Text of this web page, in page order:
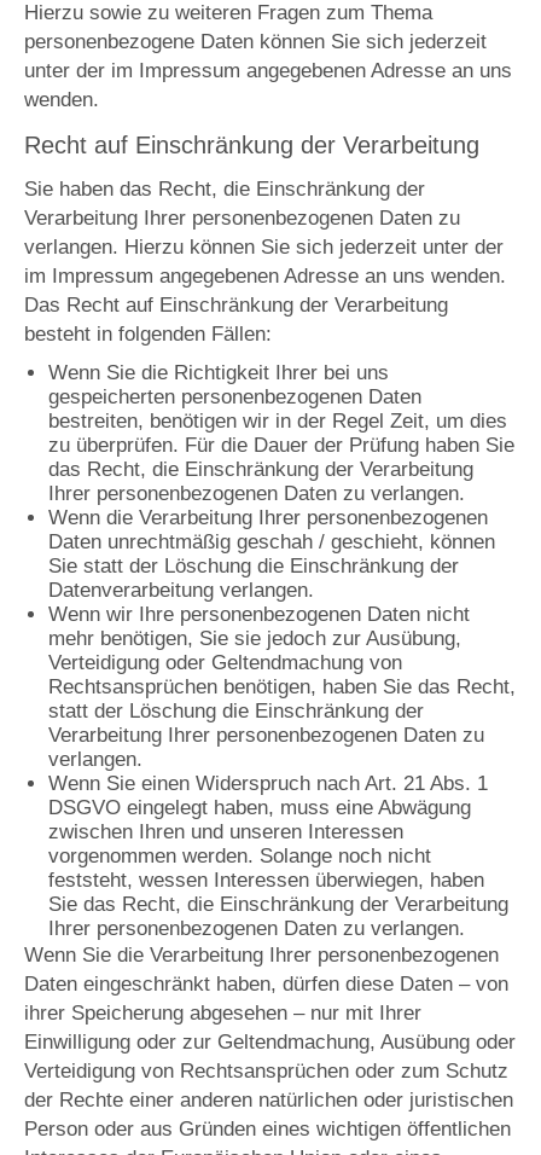
Hierzu sowie zu weiteren Fragen zum Thema
personenbezogene Daten können Sie sich jederzeit
unter der im Impressum angegebenen Adresse an uns
wenden.
Recht auf Einschränkung der Verarbeitung
Sie haben das Recht, die Einschränkung der
Verarbeitung Ihrer personenbezogenen Daten zu
verlangen. Hierzu können Sie sich jederzeit unter der
im Impressum angegebenen Adresse an uns wenden.
Das Recht auf Einschränkung der Verarbeitung
besteht in folgenden Fällen:
Wenn Sie die Richtigkeit Ihrer bei uns
gespeicherten personenbezogenen Daten
bestreiten, benötigen wir in der Regel Zeit, um dies
zu überprüfen. Für die Dauer der Prüfung haben Sie
das Recht, die Einschränkung der Verarbeitung
Ihrer personenbezogenen Daten zu verlangen.
Wenn die Verarbeitung Ihrer personenbezogenen
Daten unrechtmäßig geschah / geschieht, können
Sie statt der Löschung die Einschränkung der
Datenverarbeitung verlangen.
Wenn wir Ihre personenbezogenen Daten nicht
mehr benötigen, Sie sie jedoch zur Ausübung,
Verteidigung oder Geltendmachung von
Rechtsansprüchen benötigen, haben Sie das Recht,
statt der Löschung die Einschränkung der
Verarbeitung Ihrer personenbezogenen Daten zu
verlangen.
Wenn Sie einen Widerspruch nach Art. 21 Abs. 1
DSGVO eingelegt haben, muss eine Abwägung
zwischen Ihren und unseren Interessen
vorgenommen werden. Solange noch nicht
feststeht, wessen Interessen überwiegen, haben
Sie das Recht, die Einschränkung der Verarbeitung
Ihrer personenbezogenen Daten zu verlangen.
Wenn Sie die Verarbeitung Ihrer personenbezogenen
Daten eingeschränkt haben, dürfen diese Daten – von
ihrer Speicherung abgesehen – nur mit Ihrer
Einwilligung oder zur Geltendmachung, Ausübung oder
Verteidigung von Rechtsansprüchen oder zum Schutz
der Rechte einer anderen natürlichen oder juristischen
Person oder aus Gründen eines wichtigen öffentlichen